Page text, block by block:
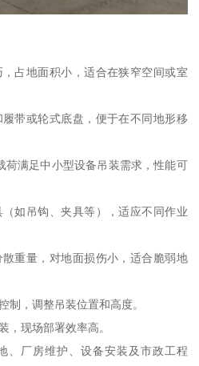
占地面积小，适合在狭窄空间或室
带或轮式底盘，便于在不同地形移
荷满足中小型设备吊装需求，性能可
如吊钩、夹具等），适应不同作业
重量，对地面损伤小，适合脆弱地
制，调整吊装位置和高度。
，现场部署效率高。
、厂房维护、设备安装及市政工程